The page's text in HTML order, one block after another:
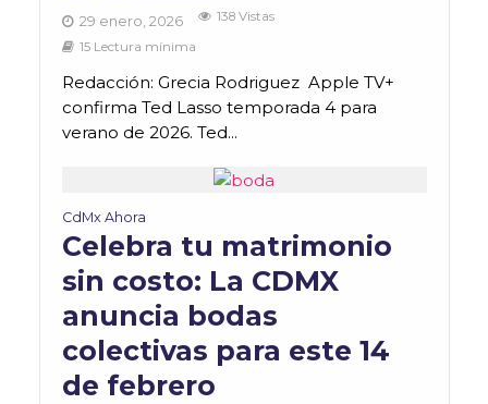
29 enero, 2026
138 Vistas
15 Lectura mínima
Redacción: Grecia Rodriguez Apple TV+
confirma Ted Lasso temporada 4 para
verano de 2026. Ted...
CdMx Ahora
Celebra tu matrimonio
sin costo: La CDMX
anuncia bodas
colectivas para este 14
de febrero